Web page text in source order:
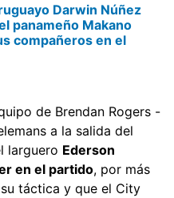
Darwin Núñez
panameño Makano
compañeros en el
de Brendan Rogers -
a la salida del
larguero Ederson
en el partido, por más
táctica y que el City